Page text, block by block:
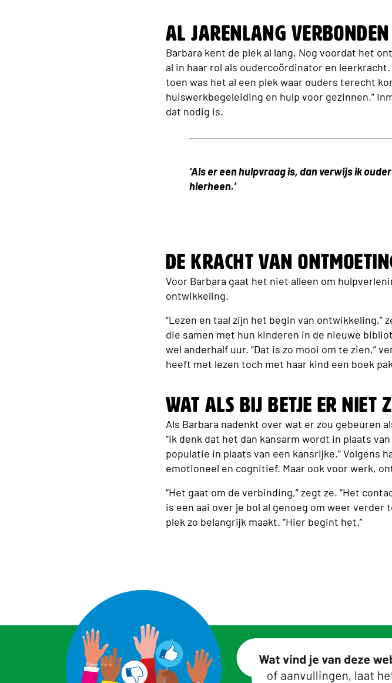
Al jarenlang verbonden
Barbara kent de plek al lang. Nog voordat het
al in haar rol als oudercoördinator en
toen was het al een plek waar ouders terecht
huiswerkbegeleiding en hulp voor gezinnen.”
dat nodig is.
‘Als er een hulpvraag is, dan verwijs ik
hierheen.’
De kracht van
Voor Barbara gaat het niet alleen om
ontwikkeling.
“Lezen en taal zijn het begin van ontwikkeling,”
die samen met hun kinderen in de nieuwe
wel anderhalf uur. “Dat is zo mooi om te zien,”
heeft met lezen toch met haar kind een boek
Wat als Bij Betje er niet
Als Barbara nadenkt over wat er zou gebeuren
“Ik denk dat het dan kansarm wordt in plaats
populatie in plaats van een kansrijke.” Volgens
emotioneel en cognitief. Maar ook voor werk,
“Het gaat om de verbinding,” zegt ze. “Het
is een aai over je bol al genoeg om weer verder
plek zo belangrijk maakt. “Hier begint het.”